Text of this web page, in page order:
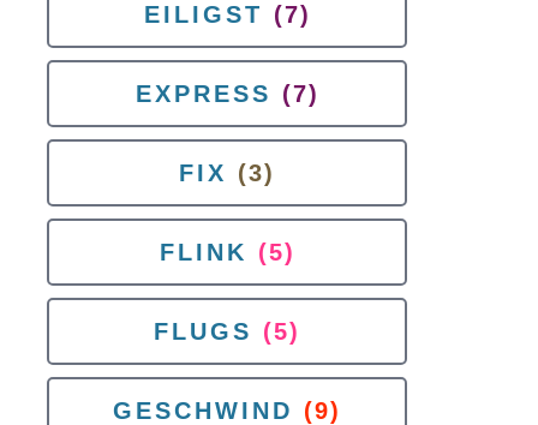
EILIGST (7)
EXPRESS (7)
FIX (3)
FLINK (5)
FLUGS (5)
GESCHWIND (9)